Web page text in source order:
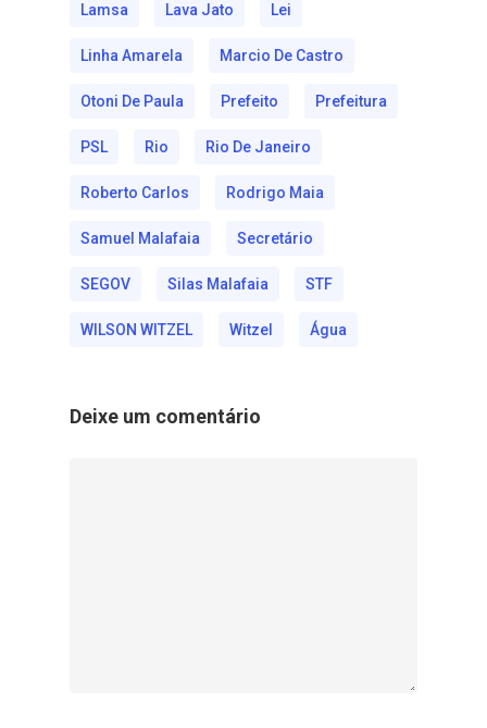
Lamsa Lava Jato Lei
Linha Amarela Marcio De Castro
Otoni De Paula Prefeito Prefeitura
PSL Rio Rio De Janeiro
Roberto Carlos Rodrigo Maia
Samuel Malafaia Secretário
SEGOV Silas Malafaia STF
WILSON WITZEL Witzel Água
Deixe um comentário